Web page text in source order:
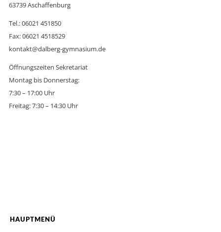
63739 Aschaffenburg
Tel.: 06021 451850
Fax: 06021 4518529
kontakt@dalberg-gymnasium.de
Öffnungszeiten Sekretariat
Montag bis Donnerstag:
7:30 – 17:00 Uhr
Freitag: 7:30 – 14:30 Uhr
HAUPTMENÜ